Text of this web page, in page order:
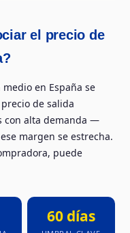
el precio de
en España se
de salida
con alta demanda —
margen se estrecha.
puede
60 días